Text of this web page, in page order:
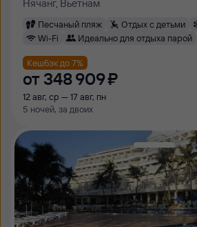
Нячанг, Вьетнам
Песчаный пляж Отдых с детьми
Wi-Fi
Идеально для отдыха парой
Кешбэк до 7%
от 348 ⁠909 ⁠₽
12 авг, ср — 17 авг, пн
5 ночей, за двоих